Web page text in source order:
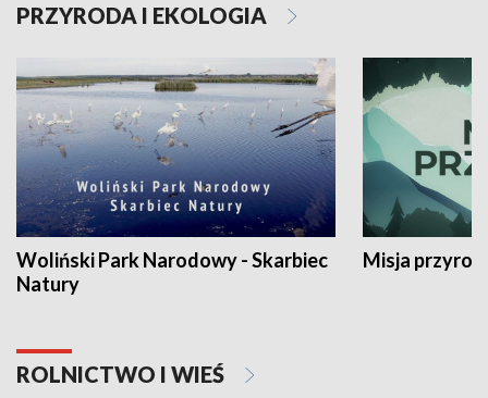
PRZYRODA I EKOLOGIA
Woliński Park Narodowy - Skarbiec
Natury
Misja
ROLNICTWO I WIEŚ